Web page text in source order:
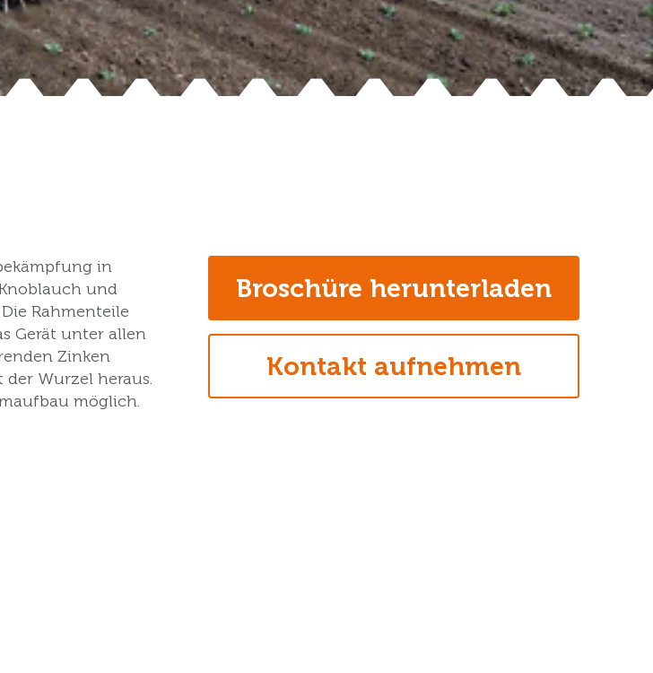
in
und
Rahmenteile
Gerät unter allen
Zinken
Wurzel heraus.
möglich.
Broschüre herunterladen
Kontakt aufnehmen